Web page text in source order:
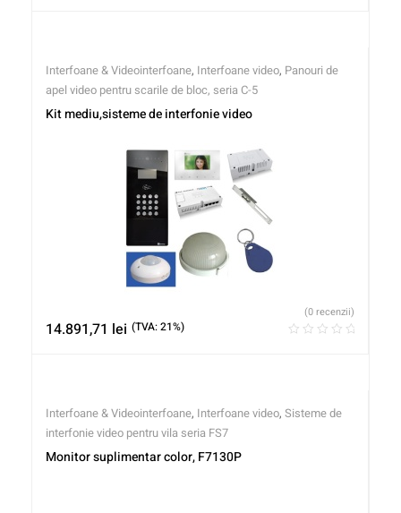
Interfoane & Videointerfoane, Interfoane video, Panouri de
apel video pentru scarile de bloc, seria C-5
Kit mediu,sisteme de interfonie video
14.891,71 lei (TVA: 21%)
(0 recenzii)
Interfoane & Videointerfoane, Interfoane video, Sisteme de
interfonie video pentru vila seria FS7
Monitor suplimentar color, F7130P